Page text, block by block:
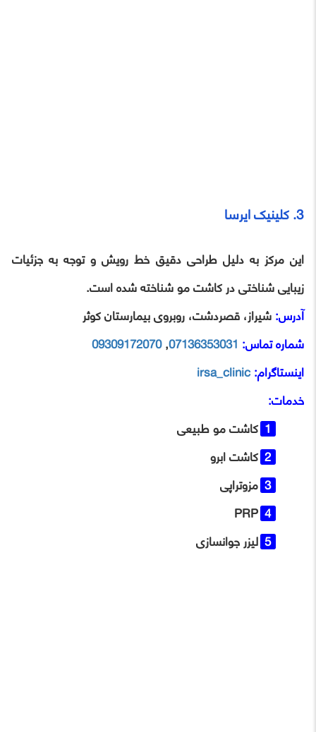
3. کلینیک ایرسا
این مرکز به دلیل طراحی دقیق خط رویش و توجه به جزئیات
زیبایی‌ شناختی در کاشت مو شناخته شده است.
آدرس:شیراز، قصردشت، روبروی بیمارستان کوثر
شماره تماس: 07136353031
,
09309172070
اینستاگرام:irsa_clinic
خدمات:
کاشت مو طبیعی
کاشت ابرو
مزوتراپی
PRP
لیزر جوانسازی